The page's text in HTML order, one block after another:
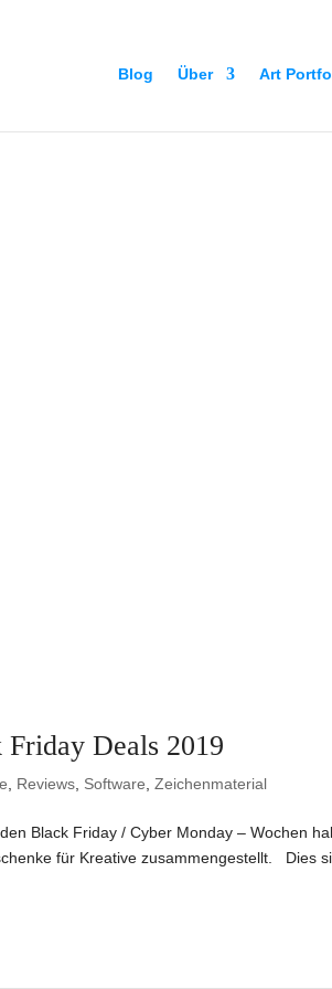
Blog Über Art
Deals 2019
Reviews Software ,Zeichenmaterial
Black Friday / Cyber Monday – Wochen
für Kreative zusammengestellt. Dies